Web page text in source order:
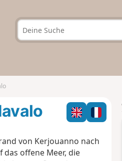
von Kerjouanno nach
offene Meer, die